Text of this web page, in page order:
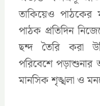
তাকিয়েও পাঠকের
পাঠক প্রতিদিন
ছন্দ তৈরি করা
পরিবেশে
মানসিক শৃঙ্খলা ও